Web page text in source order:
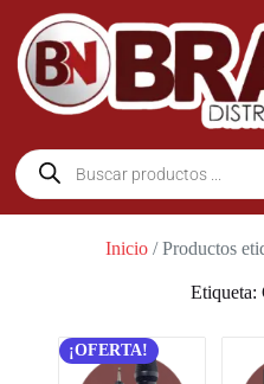
Inicio/ Productos
Etiqueta:
¡OFERTA!